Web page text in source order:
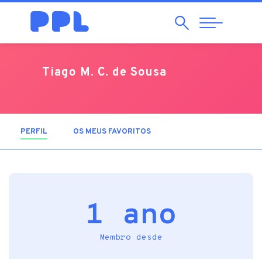
Pesquisar
Abrir
Navegação
Tiago M. C. de Sousa
PERFIL (SEPARADOR ATIVO)
OS MEUS FAVORITOS
1 ano
Membro desde